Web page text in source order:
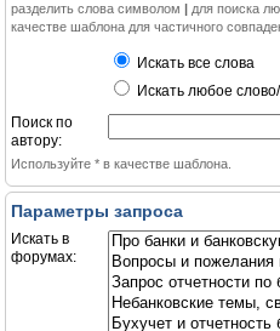
разделить слова символом | для поиска
качестве шаблона для частичного
Искать все слова
Искать любое
Поиск по
автору:
Используйте * в качестве шаблона.
Параметры запроса
Искать в
форумах: